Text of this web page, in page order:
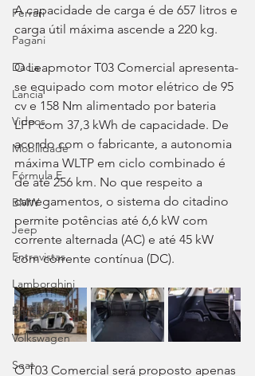
Ferrari
Pagani
Dacia
Lancia
Videos
Mobilidade
Fórmula E
BMW
Jeep
Entrevistas
Lamborghini
Bentley
Volkswagen
Seat
A capacidade de carga é de 657 litros e
carga útil máxima ascende a 220 kg.
O Leapmotor T03 Comercial apresenta-
se equipado com motor elétrico de 95
cv e 158 Nm alimentado por bateria
LFP com 37,3 kWh de capacidade. De
acordo com o fabricante, a autonomia
máxima WLTP em ciclo combinado é
de até 256 km. No que respeito a
carregamentos, o sistema do citadino
permite potências até 6,6 kW com
corrente alternada (AC) e até 45 kW
com corrente contínua (DC).
O T03 Comercial será proposto apenas